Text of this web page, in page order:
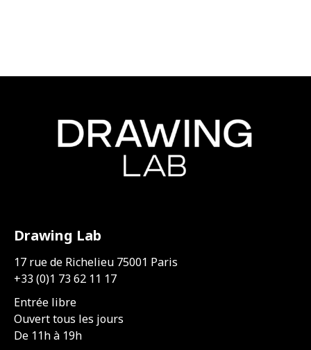
Drawing Lab
17 rue de Richelieu 75001 Paris
+33 (0)1 73 62 11 17
Entrée libre
Ouvert tous les jours
De 11h à 19h